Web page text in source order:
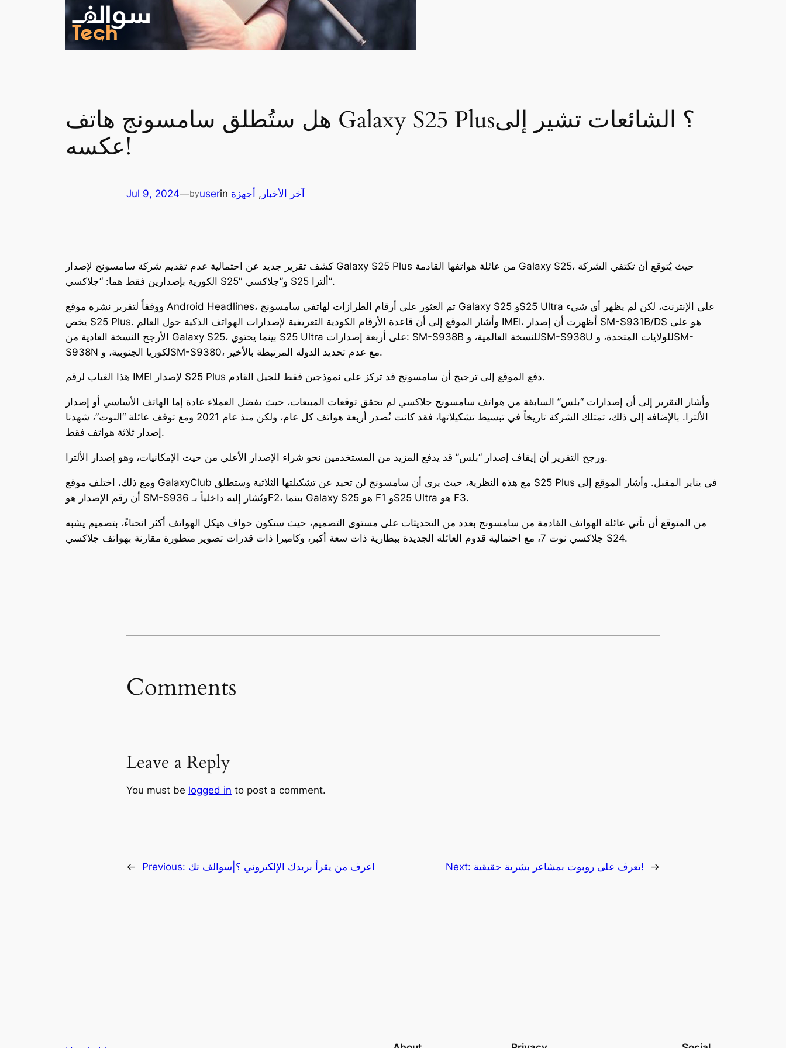
هل ستُطلق سامسونج هاتف Galaxy S25 Plus؟ الشائعات تشير إلى
عكسه!
Jul 9, 2024—byuserin آخر الأخبار , أجهزة
كشف تقرير جديد عن احتمالية عدم تقديم شركة سامسونج لإصدار Galaxy S25 Plus من عائلة هواتفها القادمة Galaxy S25، حيث يُتوقع أن تكتفي الشركة
الكورية بإصدارين فقط هما: “جلاكسي S25″ و”جلاكسي S25 ألترا”.
ووفقاً لتقرير نشره موقع Android Headlines، تم العثور على أرقام الطرازات لهاتفي سامسونج Galaxy S25 وS25 Ultra على الإنترنت، لكن لم يظهر أي شيء
يخص S25 Plus. وأشار الموقع إلى أن قاعدة الأرقام الكودية التعريفية لإصدارات الهواتف الذكية حول العالم IMEI، أظهرت أن إصدار SM-S931B/DS هو على
الأرجح النسخة العادية من Galaxy S25، بينما يحتوي S25 Ultra على أربعة إصدارات: SM-S938B للنسخة العالمية، وSM-S938U للولايات المتحدة، وSM-
S938N لكوريا الجنوبية، وSM-S9380، مع عدم تحديد الدولة المرتبطة بالأخير.
هذا الغياب لرقم IMEI لإصدار S25 Plus دفع الموقع إلى ترجيح أن سامسونج قد تركز على نموذجين فقط للجيل القادم.
وأشار التقرير إلى أن إصدارات “بلس” السابقة من هواتف سامسونج جلاكسي لم تحقق توقعات المبيعات، حيث يفضل العملاء عادة إما الهاتف الأساسي أو إصدار
الألترا. بالإضافة إلى ذلك، تمتلك الشركة تاريخاً في تبسيط تشكيلاتها، فقد كانت تُصدر أربعة هواتف كل عام، ولكن منذ عام 2021 ومع توقف عائلة “النوت”، شهدنا
إصدار ثلاثة هواتف فقط.
ورجح التقرير أن إيقاف إصدار “بلس” قد يدفع المزيد من المستخدمين نحو شراء الإصدار الأعلى من حيث الإمكانيات، وهو إصدار الألترا.
ومع ذلك، اختلف موقع GalaxyClub مع هذه النظرية، حيث يرى أن سامسونج لن تحيد عن تشكيلتها الثلاثية وستطلق S25 Plus في يناير المقبل. وأشار الموقع إلى
أن رقم الإصدار هو SM-S936 ويُشار إليه داخلياً بـF2، بينما Galaxy S25 هو F1 وS25 Ultra هو F3.
من المتوقع أن تأتي عائلة الهواتف القادمة من سامسونج بعدد من التحديثات على مستوى التصميم، حيث ستكون حواف هيكل الهواتف أكثر انحناءً، بتصميم يشبه
جلاكسي نوت 7، مع احتمالية قدوم العائلة الجديدة ببطارية ذات سعة أكبر، وكاميرا ذات قدرات تصوير متطورة مقارنة بهواتف جلاكسي S24.
Comments
Leave a Reply
You must be logged in to post a comment.
← Previous: اعرف من يقرأ بريدك الإلكتروني ؟|سوالف تك Next: تعرف على روبوت بمشاعر بشرية حقيقية! →